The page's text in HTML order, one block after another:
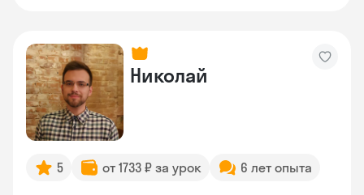
Николай
5 от 1733 ₽ за урок 6 лет опыта